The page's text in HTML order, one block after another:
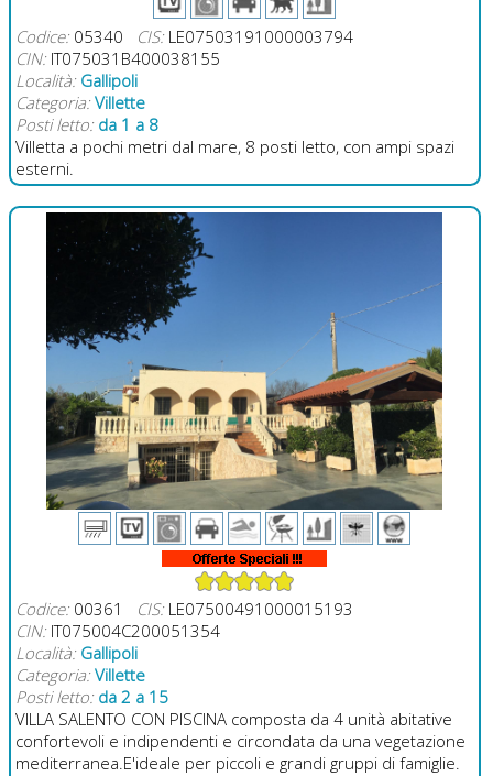
Codice:05340 CIS:LE07503191000003794
CIN:IT075031B400038155
Località: Gallipoli
Categoria: Villette
Posti letto: da 1 a 8
Villetta a pochi metri dal mare, 8 posti letto, con ampi spazi
esterni.
Codice:00361 CIS:LE07500491000015193
CIN:IT075004C200051354
Località: Gallipoli
Categoria: Villette
Posti letto: da 2 a 15
VILLA SALENTO CON PISCINA composta da 4 unità abitative
confortevoli e indipendenti e circondata da una vegetazione
mediterranea.E'ideale per piccoli e grandi gruppi di famiglie.